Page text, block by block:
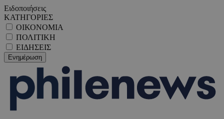
Ειδοποιήσεις
ΚΑΤΗΓΟΡΙΕΣ
ΟΙΚΟΝΟΜΙΑ
ΠΟΛΙΤΙΚΗ
ΕΙΔΗΣΕΙΣ